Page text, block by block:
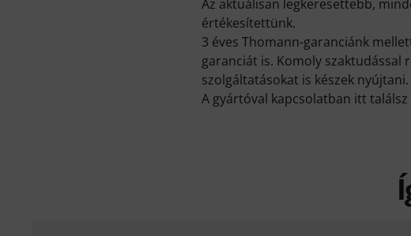
Az aktuálisan legkeresettebb,
értékesítettünk.
3 éves Thomann-garanciánk
garanciát is. Komoly
szolgáltatásokat is készek nyújtani.
A gyártóval kapcsolatban itt